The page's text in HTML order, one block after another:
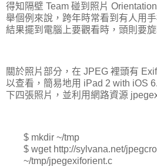
得知隔壁 Team 碰到照片
舉個例來說，跨年時常看到有人用
結果擺到電腦上要觀看時，頭則要
關於照片部分，在 JPEG 裡頭有
以查看，簡易地用 iPad 2 with iOS
下四張照片，並利用網路資源
$ mkdir ~/tmp
$ wget http://sylvana.net/
~/tmp/jpegexiforient.c